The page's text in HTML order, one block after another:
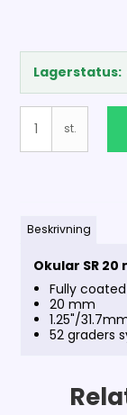
Lagerstatus:
st.
Beskrivning
Okular SR 20
Fully coated
20 mm
1.25"/
52 graders